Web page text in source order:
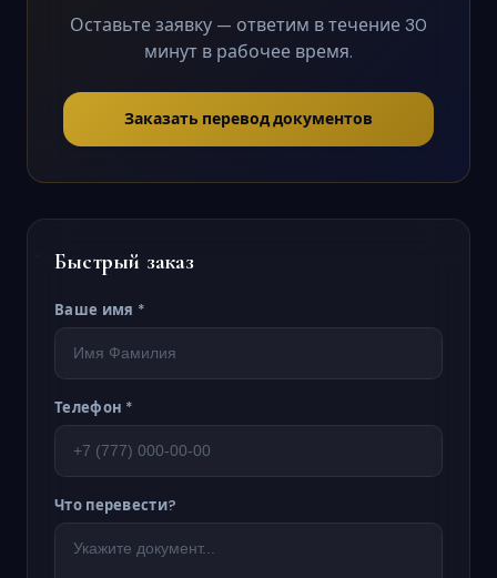
Оставьте заявку — ответим в течение 30
минут в рабочее время.
Заказать перевод документов
Быстрый заказ
Ваше имя *
Телефон *
Что перевести?